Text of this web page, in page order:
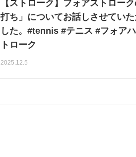
【ストローク】フォアストロー
打ち」についてお話しさせていた
した。#tennis #テニス #フォア
トローク
2025.12.5